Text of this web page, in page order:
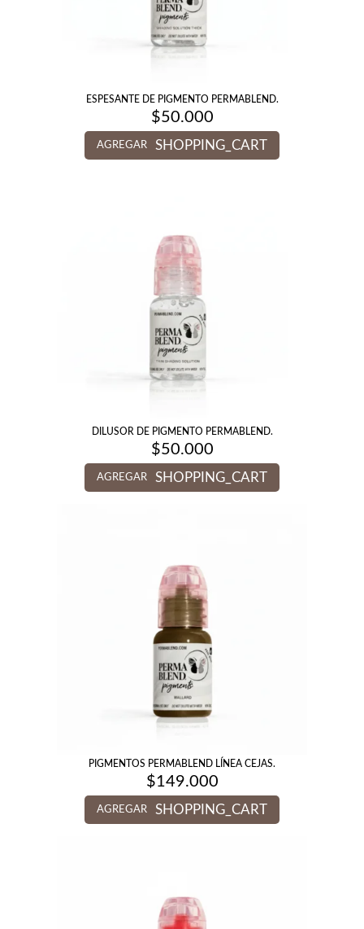
ESPESANTE DE PIGMENTO PERMABLEND.
$50.000
AGREGAR SHOPPING_CART
DILUSOR DE PIGMENTO PERMABLEND.
$50.000
AGREGAR SHOPPING_CART
PIGMENTOS PERMABLEND LÍNEA CEJAS.
$149.000
AGREGAR SHOPPING_CART